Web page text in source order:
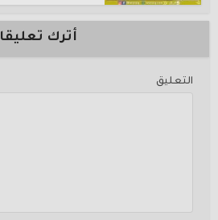
أترك تعليقا
التعليق